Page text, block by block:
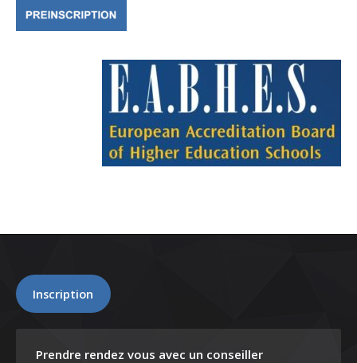
Inscription
Prendre rendez vous avec un conseiller